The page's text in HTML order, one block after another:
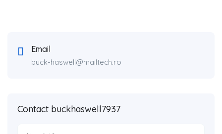
Email
buck-haswell@mailtech.ro
Contact buckhaswell7937